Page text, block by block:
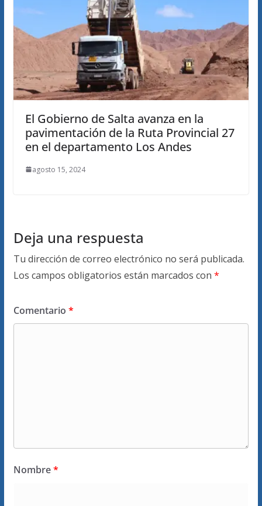
El Gobierno de Salta avanza en la
pavimentación de la Ruta Provincial 27
en el departamento Los Andes
agosto 15, 2024
Deja una respuesta
Tu dirección de correo electrónico no será publicada.
Los campos obligatorios están marcados con *
Comentario *
Nombre*